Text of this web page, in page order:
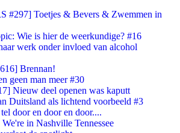
#297] Toetjes & Bevers & Zwemmen in
Wie is hier de weerkundige? #16
werk onder invloed van alcohol
Brennan!
geen man meer #30
Nieuw deel openen was kaputt
Duitsland als lichtend voorbeeld #3
door en door en door....
in Nashville Tennessee